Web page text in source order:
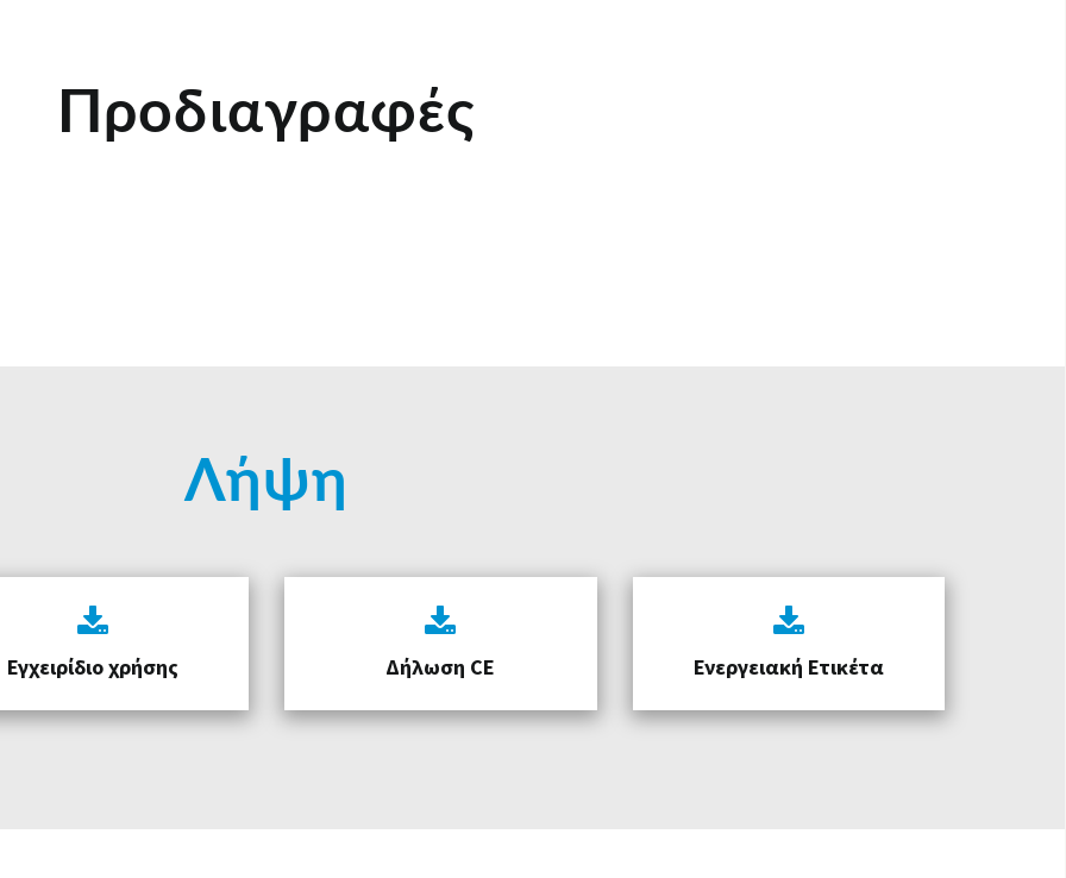
Προδιαγραφές
Λήψη
Εγχειρίδιο χρήσης Δήλωση CE Ενεργειακή Ετικέτα